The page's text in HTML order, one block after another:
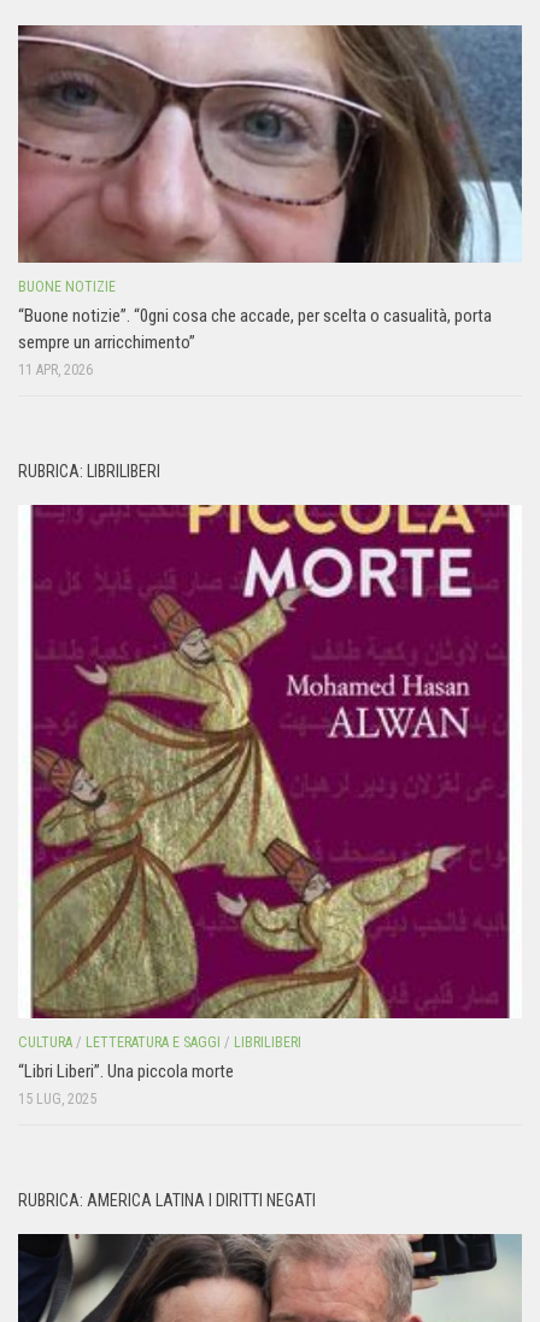
BUONE NOTIZIE
“Buone notizie”. “0gni cosa che accade, per scelta o casualità, porta
sempre un arricchimento”
11 APR, 2026
RUBRICA: LIBRILIBERI
CULTURA / LETTERATURA E SAGGI / LIBRILIBERI
“Libri Liberi”. Una piccola morte
15 LUG, 2025
RUBRICA: AMERICA LATINA I DIRITTI NEGATI